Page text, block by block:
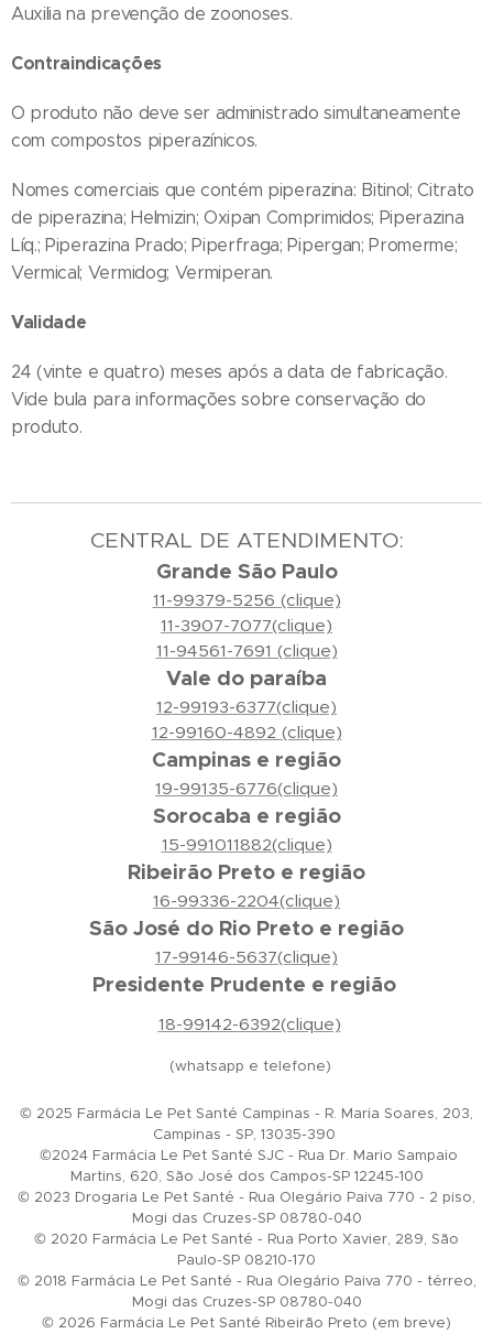
Auxilia na prevenção de zoonoses.
Contraindicações
O produto não deve ser administrado simultaneamente
com compostos piperazínicos.
Nomes comerciais que contém piperazina: Bitinol; Citrato
de piperazina; Helmizin; Oxipan Comprimidos; Piperazina
Líq.; Piperazina Prado; Piperfraga; Pipergan; Promerme;
Vermical; Vermidog; Vermiperan.
Validade
24 (vinte e quatro) meses após a data de fabricação.
Vide bula para informações sobre conservação do
produto.
CENTRAL DE ATENDIMENTO:
Grande São Paulo
11-99379-5256 (clique)
11-3907-7077(clique)
11-94561-7691 (clique)
Vale do paraíba
12-99193-6377(clique)
12-99160-4892 (clique)
Campinas e região
19-99135-6776(clique)
Sorocaba e região
15-991011882(clique)
Ribeirão Preto e região
16-99336-2204(clique)
São José do Rio Preto e região
17-99146-5637(clique)
Presidente Prudente e região
18-99142-6392(clique)
(whatsapp e telefone)
© 2025 Farmácia Le Pet Santé Campinas - R. Maria Soares, 203,
Campinas - SP, 13035-390
©2024 Farmácia Le Pet Santé SJC - Rua Dr. Mario Sampaio
Martins, 620, São José dos Campos-SP 12245-100
© 2023 Drogaria Le Pet Santé - Rua Olegário Paiva 770 - 2 piso,
Mogi das Cruzes-SP 08780-040
© 2020 Farmácia Le Pet Santé - Rua Porto Xavier, 289, São
Paulo-SP 08210-170
© 2018 Farmácia Le Pet Santé - Rua Olegário Paiva 770 - térreo,
Mogi das Cruzes-SP 08780-040
© 2026 Farmácia Le Pet Santé Ribeirão Preto (em breve)